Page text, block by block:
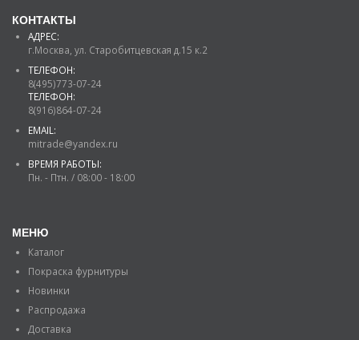
КОНТАКТЫ
АДРЕС:
г.Москва, ул. Старобитцевская д.15 к.2
ТЕЛЕФОН:
8(495)773-07-24
ТЕЛЕФОН:
8(916)864-07-24
EMAIL:
mitrade@yandex.ru
ВРЕМЯ РАБОТЫ:
Пн. - Птн. / 08:00 - 18:00
МЕНЮ
Каталог
Покраска фурнитуры
Новинки
Распродажа
Доставка